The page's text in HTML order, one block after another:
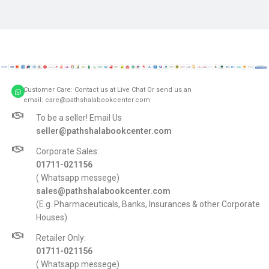
Customer Care: Contact us at Live Chat Or send us an
email: care@pathshalabookcenter.com
To be a seller! Email Us
seller@pathshalabookcenter.com
Corporate Sales:
01711-021156
( Whatsapp messege)
sales@pathshalabookcenter.com
(E.g. Pharmaceuticals, Banks, Insurances & other Corporate
Houses)
Retailer Only:
01711-021156
( Whatsapp messege)